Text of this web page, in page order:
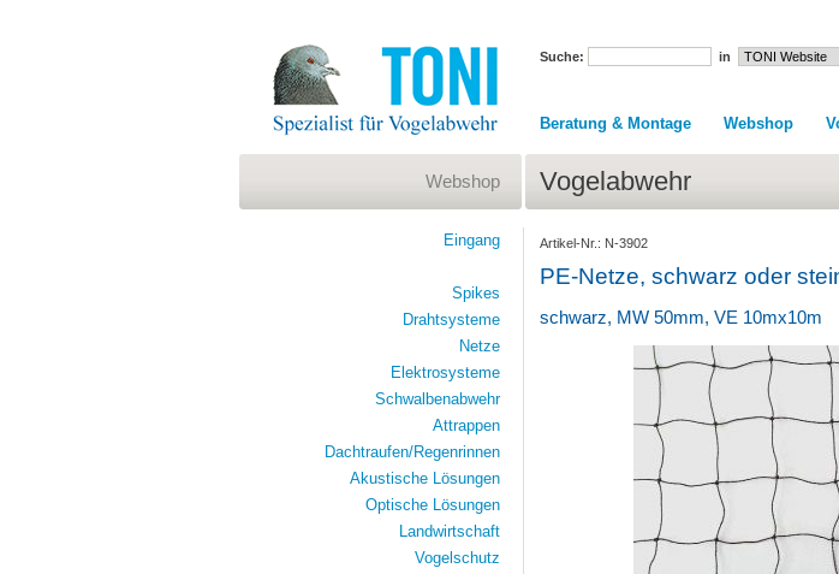
Suche: in
Beratung & Montage Webshop
Vogelabwehr
Artikel-Nr.: N-3902
PE-Netze, schwarz oder
schwarz, MW 50mm, VE 10mx10m
Webshop
Eingang
Spikes
Drahtsysteme
Netze
Elektrosysteme
Schwalbenabwehr
Attrappen
Dachtraufen/Regenrinnen
Akustische Lösungen
Optische Lösungen
Landwirtschaft
Vogelschutz